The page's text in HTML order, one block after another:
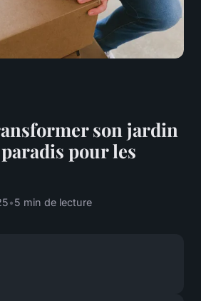
son jardin
pour les
•5 min de lecture